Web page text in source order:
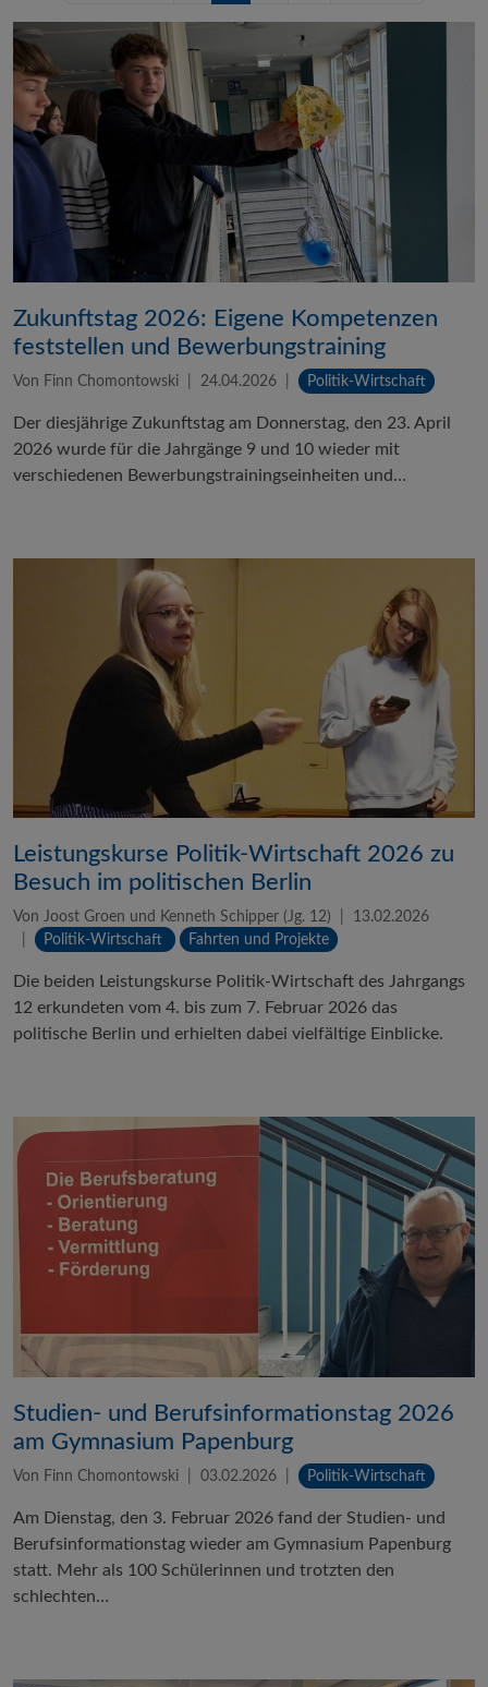
Zukunftstag 2026: Eigene Kompetenzen
feststellen und Bewerbungstraining
Von Finn Chomontowski 24.04.2026 Politik-Wirtschaft
Der diesjährige Zukunftstag am Donnerstag, den 23. April
2026 wurde für die Jahrgänge 9 und 10 wieder mit
verschiedenen Bewerbungstrainingseinheiten und…
Leistungskurse Politik-Wirtschaft 2026 zu
Besuch im politischen Berlin
Von Joost Groen und Kenneth Schipper (Jg. 12)
13.02.2026
Politik-Wirtschaft
Fahrten und Projekte
Die beiden Leistungskurse Politik-Wirtschaft des Jahrgangs
12 erkundeten vom 4. bis zum 7. Februar 2026 das
politische Berlin und erhielten dabei vielfältige Einblicke.
Studien- und Berufsinformationstag 2026
am Gymnasium Papenburg
Von Finn Chomontowski 03.02.2026 Politik-Wirtschaft
Am Dienstag, den 3. Februar 2026 fand der Studien- und
Berufsinformationstag wieder am Gymnasium Papenburg
statt. Mehr als 100 Schülerinnen und trotzten den
schlechten…